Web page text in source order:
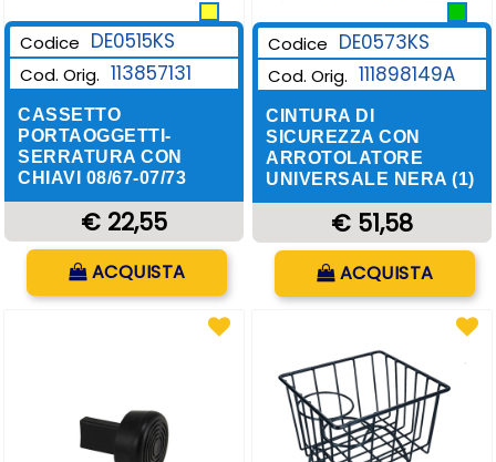
Codice DE0515KS
Cod. Orig. 113857131
CASSETTO
PORTAOGGETTI-
SERRATURA CON
CHIAVI 08/67-07/73
€ 22,55
Quantità
ACQUISTA
Codice DE0573KS
Cod. Orig. 111898149A
CINTURA DI
SICUREZZA CON
ARROTOLATORE
UNIVERSALE NERA (1)
€ 51,58
ACQUISTA